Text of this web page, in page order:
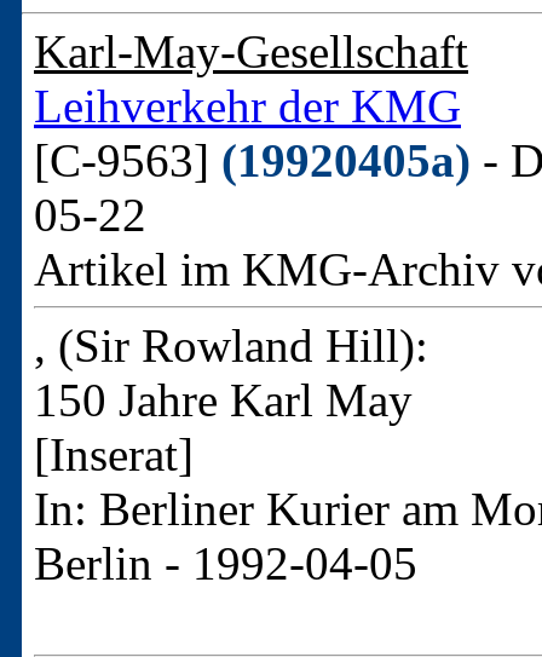
Karl-May-Gesellschaft
Leihverkehr der KMG
[C-9563] (19920405a) -
05-22
Artikel im KMG-Archiv
, (Sir Rowland Hill):
150 Jahre Karl May
[Inserat]
In: Berliner Kurier am
Berlin - 1992-04-05